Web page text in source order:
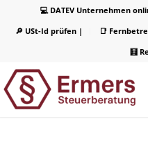
💻 DATEV Unternehmen
🔎 USt-Id prüfen |
📑
🧮